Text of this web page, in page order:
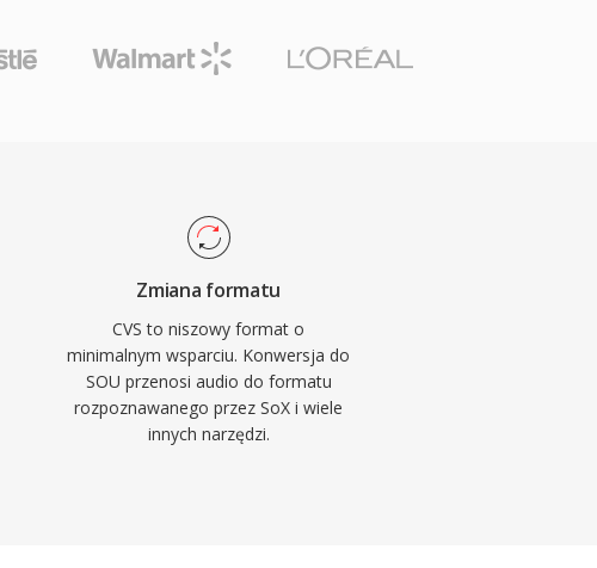
Zmiana formatu
CVS to niszowy format o
minimalnym wsparciu. Konwersja do
SOU przenosi audio do formatu
rozpoznawanego przez SoX i wiele
innych narzędzi.